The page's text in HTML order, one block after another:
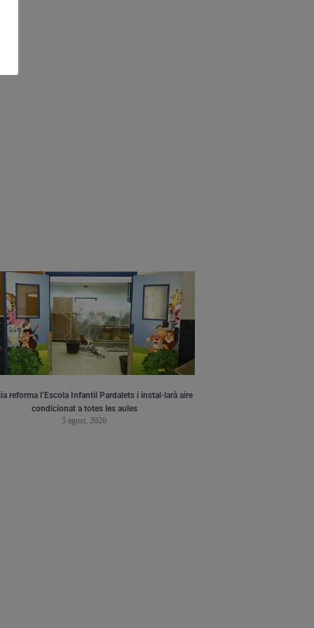
reforma l’Escola Infantil Pardalets i instal·larà aire
condicionat a totes les aules
5 agost, 2026